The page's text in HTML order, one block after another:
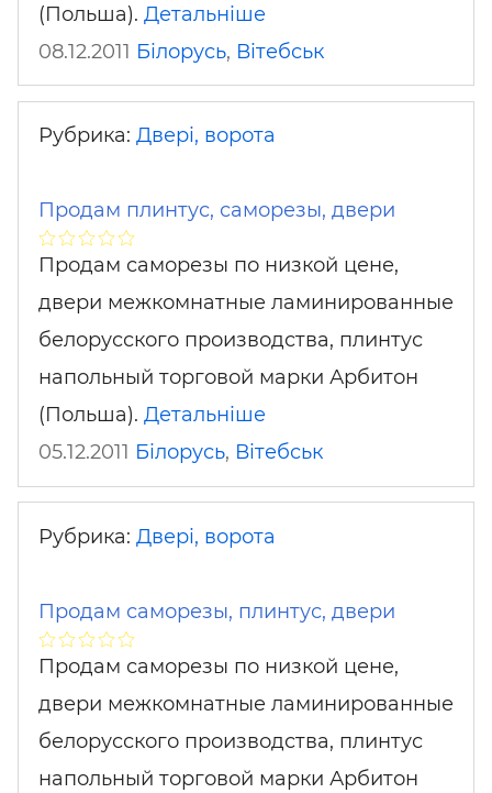
(Польша). Детальніше
08.12.2011 Білорусь, Вітебськ
Рубрика: Двері, ворота
Продам плинтус, саморезы, двери
Продам саморезы по низкой цене,
двери межкомнатные ламинированные
белорусского производства, плинтус
напольный торговой марки Арбитон
(Польша). Детальніше
05.12.2011 Білорусь, Вітебськ
Рубрика: Двері, ворота
Продам саморезы, плинтус, двери
Продам саморезы по низкой цене,
двери межкомнатные ламинированные
белорусского производства, плинтус
напольный торговой марки Арбитон